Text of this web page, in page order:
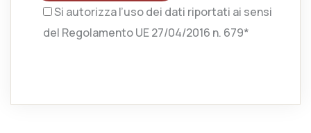
Si autorizza l’uso dei dati riportati ai sensi
del Regolamento UE 27/04/2016 n. 679*